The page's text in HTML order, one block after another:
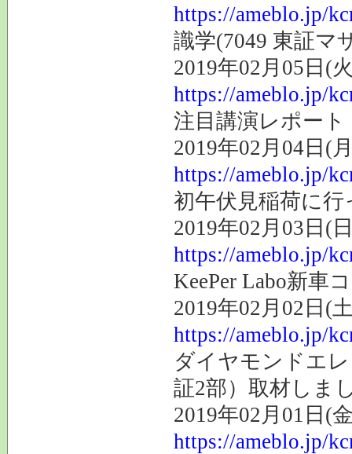
https://ameblo.jp/
識学(7049 東証マ
2019年02月05日(
https://ameblo.jp/
注目講演レポート
2019年02月04日(
https://ameblo.jp/
初午伏見稲荷に
2019年02月03日(
https://ameblo.jp/
KeePer Labo新車
2019年02月02日(
https://ameblo.jp/
ダイヤモンドエ
証2部）取材しま
2019年02月01日(
https://ameblo.jp/